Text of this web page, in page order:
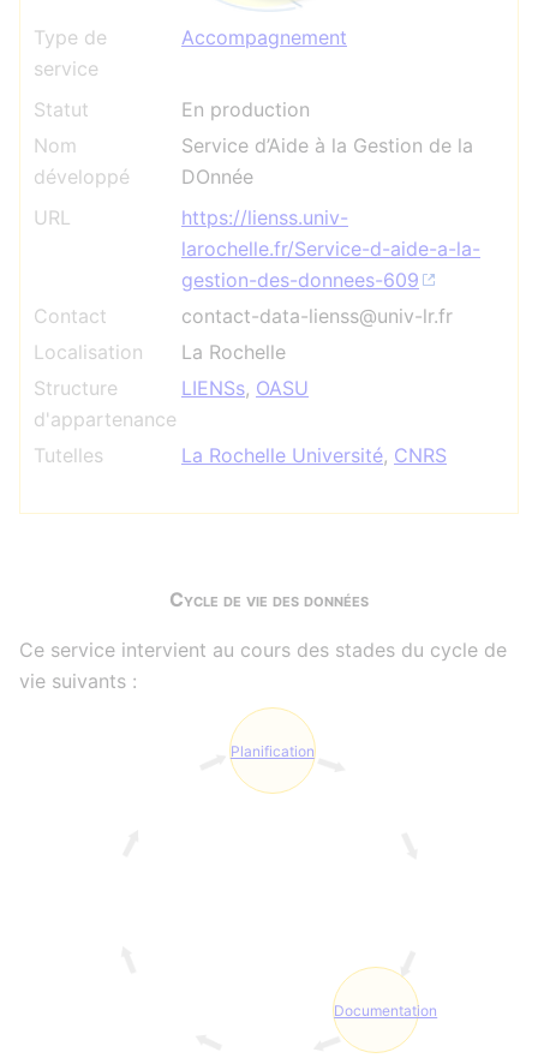
Type de
service
Accompagnement
Statut
En production
Nom
développé
Service d’Aide à la Gestion de la
DOnnée
URL
https://lienss.univ-
larochelle.fr/Service-d-aide-a-la-
gestion-des-donnees-609
Contact
contact-data-lienss@univ-lr.fr
Localisation
La Rochelle
Structure
d'appartenance
LIENSs, OASU
Tutelles La Rochelle Université, CNRS
Cycle de vie des données
Ce service intervient au cours des stades du cycle de
vie suivants :
Planification
Documentation